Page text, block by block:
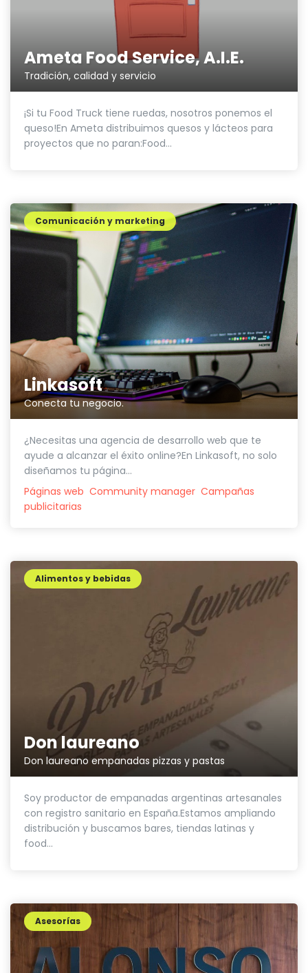
Ameta Food Service, A.I.E.
Tradición, calidad y servicio
¡Si tu Food Truck tiene ruedas, nosotros ponemos el
queso!En Ameta distribuimos quesos y lácteos para
proyectos que no paran:Food...
Linkasoft
Conecta tu negocio.
Comunicación y marketing
¿Necesitas una agencia de desarrollo web que te
ayude a alcanzar el éxito online?En Linkasoft, no solo
diseñamos tu página...
Páginas web Community manager Campañas
publicitarias
Don laureano
Don laureano empanadas pizzas y pastas
Alimentos y bebidas
Soy productor de empanadas argentinas artesanales
con registro sanitario en España.Estamos ampliando
distribución y buscamos bares, tiendas latinas y
food...
Asesorías